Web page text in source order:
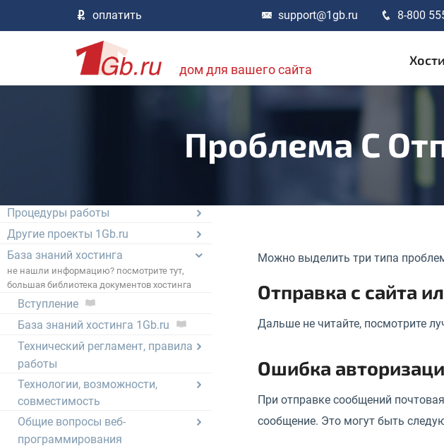
оплатить support@1gb.ru 8-800
дом для вашего сайта
Проблема С
Аренда физических серверов
Цифровой Дата-центр
Сервера VDS / VPS
Администрирование серверов
Процедуры работы
Другие проекты 1Gb.ru
База знаний хостинга
не нашли информацию? посмотрите тут,
большая библиотека документов хостинга
Вступление
База знаний хостинга 1Gb.ru
Технический регламент, правила
работы
Технологии, возможности,
совместимость
Общие вопросы веб-
программирования
Можно выделить три типа
Отправка с сайта
Дальше не читайте, посмотрите
Ошибка
При отправке сообщений
сообщение. Это могут быть